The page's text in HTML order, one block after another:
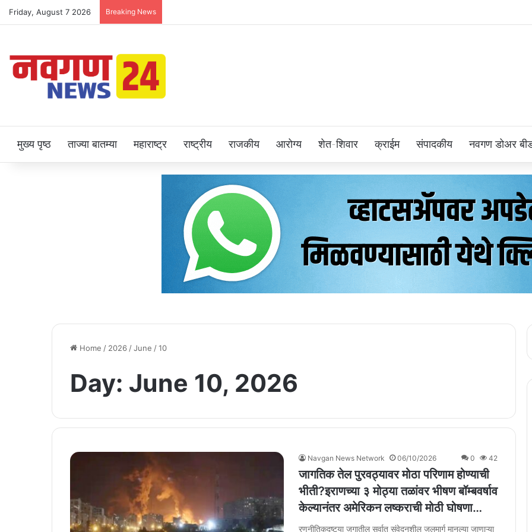
Friday, August 7 2026 Breaking News
मुख्य पृष्ठ ताज्या बातम्या महाराष्ट्र राष्ट्रीय राजकीय आरोग्य शेत-शिवार क्राईम संपादकीय नवगण डोअर
Home / 2026 /June /10
Day: June 10, 2026
Navgan News Network 06/10/2026 0 42
जागतिक तेल पुरवठ्यावर मोठा परिणाम होण्याची
भीती?इराणच्या ३ मोठ्या तळांवर भीषण बॉम्बवर्षाव
केल्यानंतर अमेरिकन लष्कराची मोठी घोषणा…
रणनीतिकदृष्ट्या जगातील सर्वात संवेदनशील जलमार्ग मानल्या जाणाऱ्या